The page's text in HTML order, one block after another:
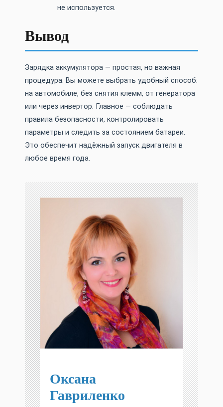
не используется.
Вывод
Зарядка аккумулятора — простая, но важная
процедура. Вы можете выбрать удобный способ:
на автомобиле, без снятия клемм, от генератора
или через инвертор. Главное — соблюдать
правила безопасности, контролировать
параметры и следить за состоянием батареи.
Это обеспечит надёжный запуск двигателя в
любое время года.
Оксана
Гавриленко